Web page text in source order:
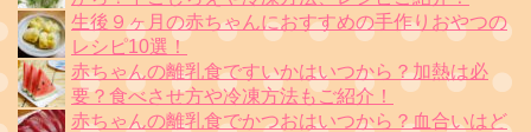
生後９ヶ月の赤ちゃんにおすすめの手作りおやつの
レシピ10選！
赤ちゃんの離乳食ですいかはいつから？加熱は必
要？食べさせ方や冷凍方法もご紹介！
赤ちゃんの離乳食でかつおはいつから？血合いはど